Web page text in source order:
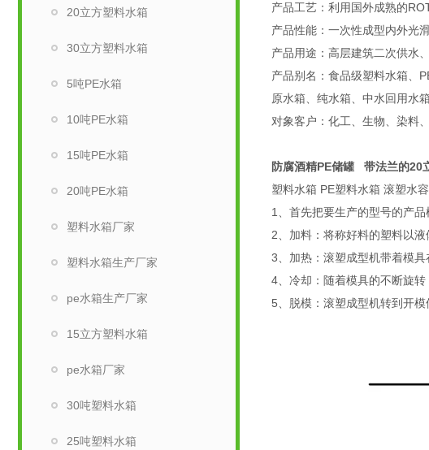
20立方塑料水箱
30立方塑料水箱
5吨PE水箱
10吨PE水箱
15吨PE水箱
20吨PE水箱
塑料水箱厂家
塑料水箱生产厂家
pe水箱生产厂家
15立方塑料水箱
pe水箱厂家
30吨塑料水箱
25吨塑料水箱
产品工艺：利用国外成熟的
产品性能：一次性成型内外光
产品用途：高层建筑二次供水
产品别名：食品级塑料水箱、
原水箱、纯水箱、中水回用水
对象客户：化工、生物、染料
防腐酒精PE储罐 带法兰的20
塑料水箱 PE塑料水箱 滚塑水
1、首先把要生产的型号的产
2、加料：将称好料的塑料以
3、加热：滚塑成型机带着模
4、冷却：随着模具的不断旋
5、脱模：滚塑成型机转到开模